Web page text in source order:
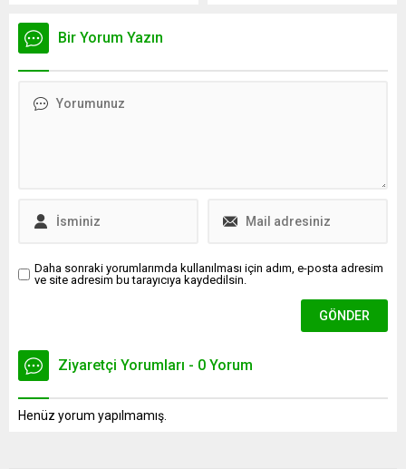
attıklarında borcun sıfıra
yakın bir seviyeye geleceği
zorunda değiliz. 12 milyon
Bir Yorum Yazın
Daha sonraki yorumlarımda kullanılması için adım, e-posta adresim
ve site adresim bu tarayıcıya kaydedilsin.
Ziyaretçi Yorumları - 0 Yorum
Henüz yorum yapılmamış.